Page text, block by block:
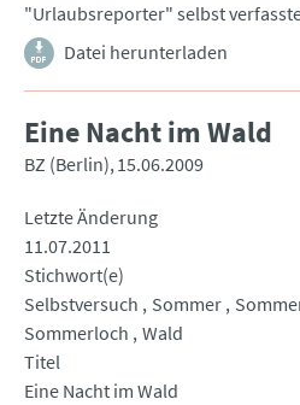
"Urlaubsreporter" selbst
Datei herunterladen
Eine Nacht im Wald
BZ (Berlin) 15.06.2009
Letzte Änderung
11.07.2011
Stichwort(e)
Selbstversuch
Sommer
Sommerloch Wald
Titel
Eine Nacht im Wald